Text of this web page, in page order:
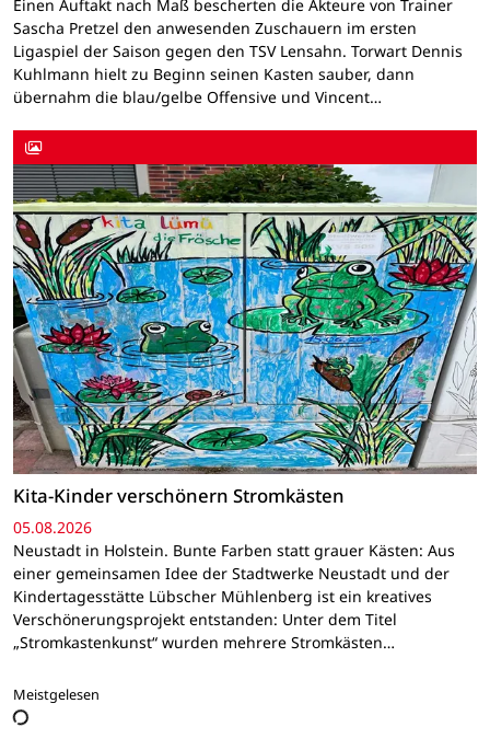
Einen Auftakt nach Maß bescherten die Akteure von Trainer
Sascha Pretzel den anwesenden Zuschauern im ersten
Ligaspiel der Saison gegen den TSV Lensahn. Torwart Dennis
Kuhlmann hielt zu Beginn seinen Kasten sauber, dann
übernahm die blau/gelbe Offensive und Vincent…
Kita-Kinder verschönern Stromkästen
05.08.2026
Neustadt in Holstein. Bunte Farben statt grauer Kästen: Aus
einer gemeinsamen Idee der Stadtwerke Neustadt und der
Kindertagesstätte Lübscher Mühlenberg ist ein kreatives
Verschönerungsprojekt entstanden: Unter dem Titel
„Stromkastenkunst“ wurden mehrere Stromkästen…
Meistgelesen